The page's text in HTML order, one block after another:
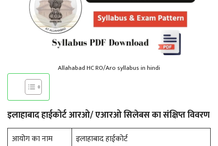
Allahabad HC RO/Aro syllabus in hindi
इलाहाबाद हाईकोर्ट आरओ/ एआरओ सिलेबस का संक्षिप्त विवरण
आयोग का नाम
इलाहाबाद हाईकोर्ट